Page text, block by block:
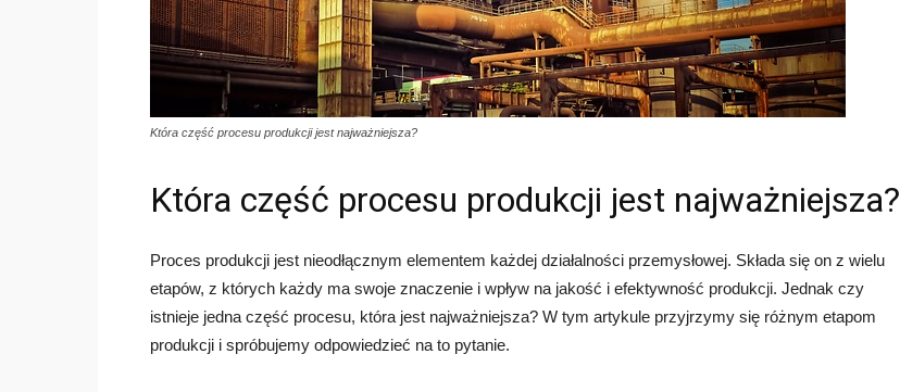
Która część procesu produkcji jest najważniejsza?
Która część procesu produkcji jest najważniejsza?
Proces produkcji jest nieodłącznym elementem każdej działalności przemysłowej. Składa się on z wielu
etapów, z których każdy ma swoje znaczenie i wpływ na jakość i efektywność produkcji. Jednak czy
istnieje jedna część procesu, która jest najważniejsza? W tym artykule przyjrzymy się różnym etapom
produkcji i spróbujemy odpowiedzieć na to pytanie.